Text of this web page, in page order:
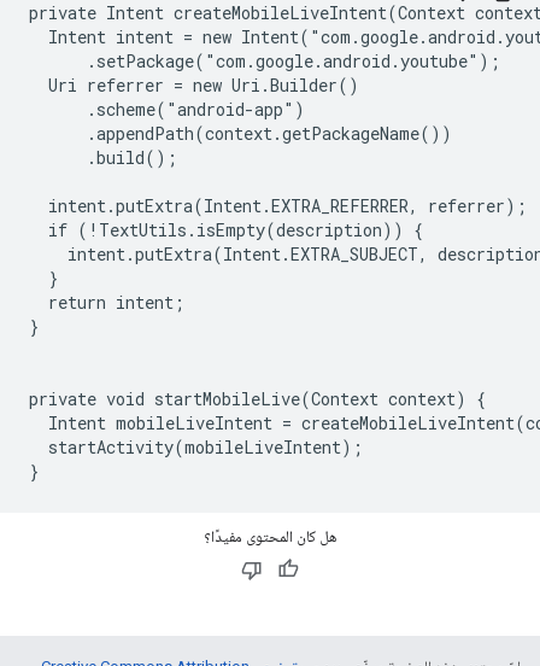
private Intent createMobileLiveIntent(Context
Intent intent = new
      .setPackage("com.google.android.youtube");
  Uri referrer = new Uri.Builder()
      .scheme("android-app")
      .appendPath(context.getPackageName())
      .build();
  intent.putExtra(Intent.EXTRA_REFERRER, referrer);
  if (!TextUtils.isEmpty(description)) {
intent.putExtra(Intent.EXTRA_SUBJECT,
  }
  return intent;
}
private void startMobileLive(Context context) {
Intent mobileLiveIntent =
  startActivity(mobileLiveIntent);
}
هل كان المحتوى مفيدًا؟